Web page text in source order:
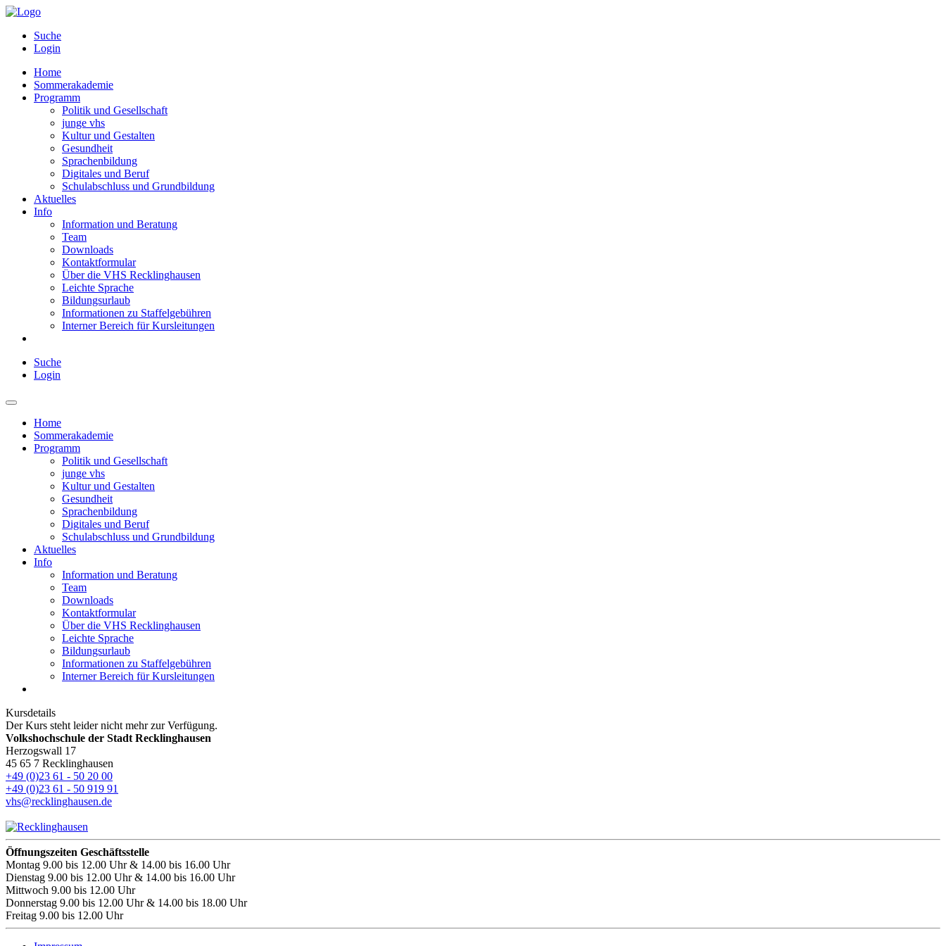
Suche
Login
Home
Sommerakademie
Programm
Politik und Gesellschaft
junge vhs
Kultur und Gestalten
Gesundheit
Sprachenbildung
Digitales und Beruf
Schulabschluss und Grundbildung
Aktuelles
Info
Information und Beratung
Team
Downloads
Kontaktformular
Über die VHS Recklinghausen
Leichte Sprache
Bildungsurlaub
Informationen zu Staffelgebühren
Interner Bereich für Kursleitungen
Suche
Login
Home
Sommerakademie
Programm
Politik und Gesellschaft
junge vhs
Kultur und Gestalten
Gesundheit
Sprachenbildung
Digitales und Beruf
Schulabschluss und Grundbildung
Aktuelles
Info
Information und Beratung
Team
Downloads
Kontaktformular
Über die VHS Recklinghausen
Leichte Sprache
Bildungsurlaub
Informationen zu Staffelgebühren
Interner Bereich für Kursleitungen
Kursdetails
Der Kurs steht leider nicht mehr zur Verfügung.
Volkshochschule der Stadt Recklinghausen
Herzogswall 17
45 65 7 Recklinghausen
+49 (0)23 61 - 50 20 00
+49 (0)23 61 - 50 919 91
vhs@recklinghausen.de
Öffnungszeiten Geschäftsstelle
Montag 9.00 bis 12.00 Uhr & 14.00 bis 16.00 Uhr
Dienstag 9.00 bis 12.00 Uhr & 14.00 bis 16.00 Uhr
Mittwoch 9.00 bis 12.00 Uhr
Donnerstag 9.00 bis 12.00 Uhr & 14.00 bis 18.00 Uhr
Freitag 9.00 bis 12.00 Uhr